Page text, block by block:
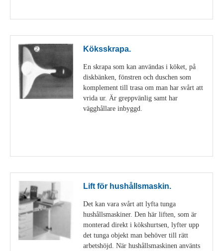
Köksskrapa.
En skrapa som kan användas i köket, på
diskbänken, fönstren och duschen som
komplement till trasa om man har svårt att
vrida ur. Är greppvänlig samt har
vägghållare inbyggd.
Lift för hushållsmaskin.
Det kan vara svårt att lyfta tunga
hushållsmaskiner. Den här liften, som är
monterad direkt i kökshurtsen, lyfter upp
det tunga objekt man behöver till rätt
arbetshöjd. När hushållsmaskinen använts